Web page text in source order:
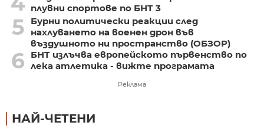
плувни спортове по БНТ 3
5
Бурни политически реакции след
нахлуването на военен дрон във
въздушното ни пространство (ОБЗОР)
6
БНТ излъчва европейското първенство по
лека атлетика - вижте програмата
Реклама
НАЙ-ЧЕТЕНИ